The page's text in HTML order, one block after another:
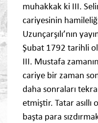
muhakkak ki III.
cariyesinin
Uzunçarşılı’nın
Şubat 1792 tarihli
III. Mustafa
cariye bir zaman
daha sonraları
etmiştir. Tatar
başta para